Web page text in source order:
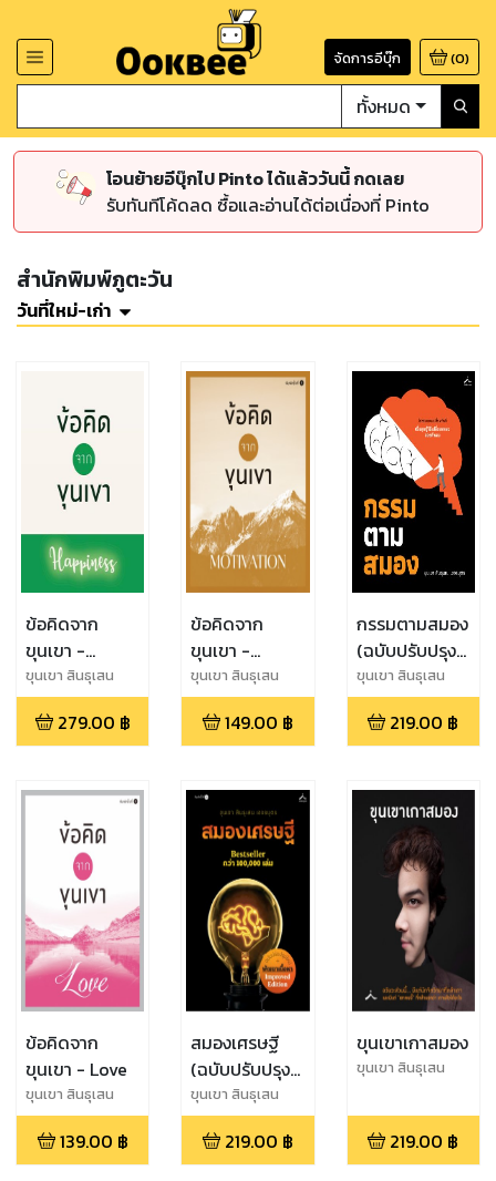
จัดการอีบุ๊ก (0)
ทั้งหมด
โอนย้ายอีบุ๊กไป Pinto ได้แล้ววันนี้ กดเลย
รับทันทีโค้ดลด ซื้อและอ่านได้ต่อเนื่องที่ Pinto
สำนักพิมพ์ภูตะวัน
วันที่ใหม่-เก่า
ข้อคิดจาก
ขุนเขา -
Happiness
ขุนเขา สินธุเสน
เขจรบุตร
279.00 ฿
ข้อคิดจาก
ขุนเขา -
Motivation
ขุนเขา สินธุเสน
เขจรบุตร
149.00 ฿
กรรมตามสมอง
(ฉบับปรับปรุง
ใหม่)
ขุนเขา สินธุเสน
เขจรบุตร
219.00 ฿
ข้อคิดจาก
ขุนเขา - Love
ขุนเขา สินธุเสน
เขจรบุตร
139.00 ฿
สมองเศรษฐี
(ฉบับปรับปรุง
ใหม่)
ขุนเขา สินธุเสน
เขจรบุตร
219.00 ฿
ขุนเขาเกาสมอง
ขุนเขา สินธุเสน
219.00 ฿